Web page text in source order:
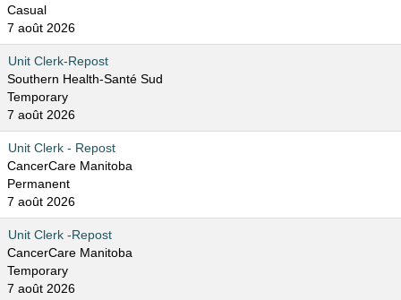
Casual
7 août 2026
Unit Clerk-Repost
Southern Health-Santé Sud
Temporary
7 août 2026
Unit Clerk - Repost
CancerCare Manitoba
Permanent
7 août 2026
Unit Clerk -Repost
CancerCare Manitoba
Temporary
7 août 2026